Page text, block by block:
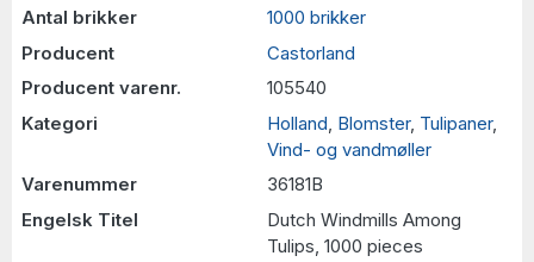
Antal brikker
1000 brikker
Producent
Castorland
Producent varenr.
105540
Kategori
Holland Blomster, Tulipaner,
Vind- og vandmøller
Varenummer
36181B
Engelsk Titel
Dutch Windmills Among
Tulips, 1000 pieces